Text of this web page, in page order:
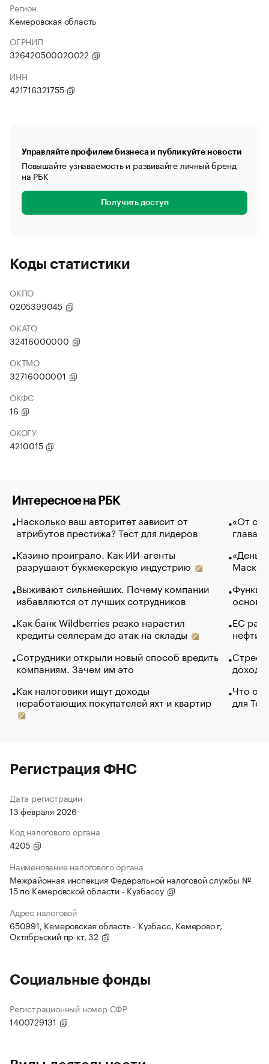
Регион
Кемеровская область
ОГРНИП
326420500020022
ИНН
421716321755
Управляйте профилем бизнеса и публикуйте новости
Повышайте узнаваемость и развивайте личный бренд
на РБК
Получить доступ
Коды статистики
ОКПО
0205399045
ОКАТО
32416000000
ОКТМО
32716000001
ОКФС
16
ОКОГУ
4210015
Интересное на РБК
Насколько ваш авторитет зависит от
атрибутов престижа? Тест для лидеров
Казино проиграло. Как ИИ-агенты
разрушают букмекерскую индустрию
Выживают сильнейших. Почему компании
избавляются от лучших сотрудников
Как банк Wildberries резко нарастил
кредиты селлерам до атак на склады
Сотрудники открыли новый способ вредить
компаниям. Зачем им это
Как налоговики ищут доходы
неработающих покупателей яхт и квартир
«От
глава
Маск в
основ
ЕС
нефти
Что
для
Регистрация ФНС
Дата регистрации
13 февраля 2026
Код налогового органа
4205
Наименование налогового органа
Межрайонная инспекция Федеральной налоговой службы №
15 по Кемеровской области - Кузбассу
Адрес налоговой
650991, Кемеровская область - Кузбасс, Кемерово г,
Октябрьский пр-кт, 32
Социальные фонды
Регистрационный номер СФР
1400729131